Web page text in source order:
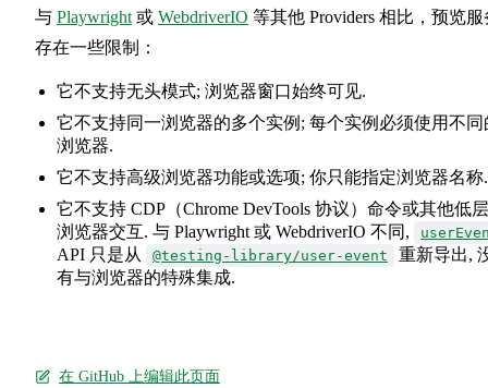
与 Playwright 或 WebdriverIO 等其他 Providers 相比，预览服
存在一些限制：
它不支持无头模式; 浏览器窗口始终可见.
它不支持同一浏览器的多个实例; 每个实例必须使用不同
浏览器.
它不支持高级浏览器功能或选项; 你只能指定浏览器名称.
它不支持 CDP（Chrome DevTools 协议）命令或其他低层
浏览器交互. 与 Playwright 或 WebdriverIO 不同,
API 只是从 @testing-library/user-event
重新导出,
有与浏览器的特殊集成.
在 GitHub 上编辑此页面